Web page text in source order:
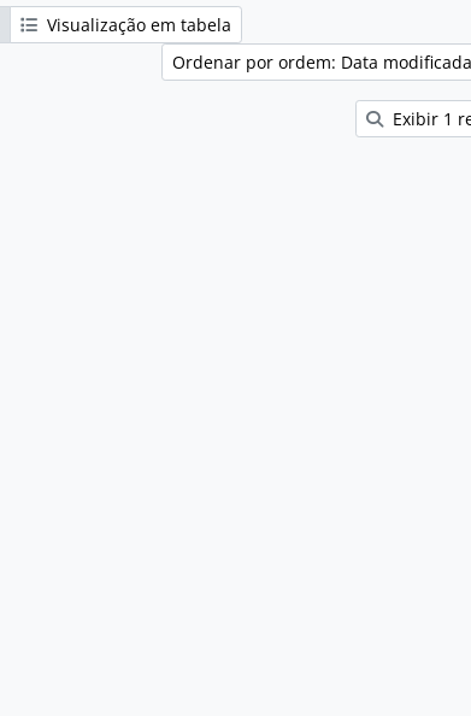
Visualização em tabela
Ordenar por ordem: Data modificada
Exibir 1